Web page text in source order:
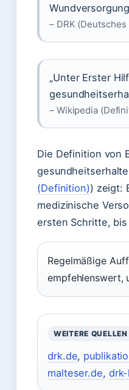
– DRK
„Unter Erster
– Wikipedia
Die Definition von
(Definition)) zeigt:
medizinische
ersten Schritte,
Regelmäßige
empfehlenswert,
WEITERE QUELLEN
drk.de,
malteser.de,